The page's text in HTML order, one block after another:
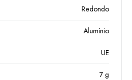
Redondo
Alumínio
UE
7 g